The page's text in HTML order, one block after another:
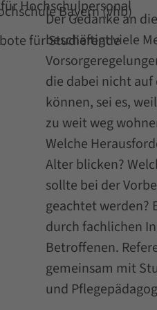
Hochschulpersonal
Bayern (vhb)
für Studierende
Der Gedanke an
beschäftigt viele
die dabei nicht
können, sei es,
zu weit weg
Welche
Alter blicken?
sollte bei der
geachtet werden?
durch fachlichen
Betroffenen.
gemeinsam mit
und